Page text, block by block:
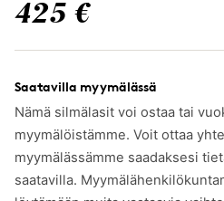
425 €
Saatavilla myymälässä
Nämä silmälasit voi ostaa tai
myymälöistämme. Voit ottaa
myymälässämme saadaksesi
saatavilla.